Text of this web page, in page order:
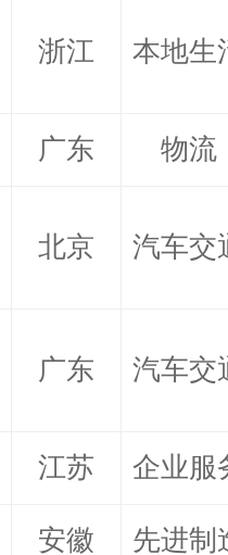
浙江 本地生
广东 物流
北京 汽车交
广东 汽车交
江苏 企业服
安徽 先进制